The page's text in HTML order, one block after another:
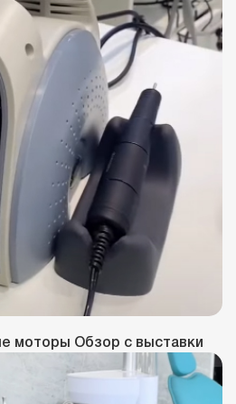
моторы Обзор с выставки